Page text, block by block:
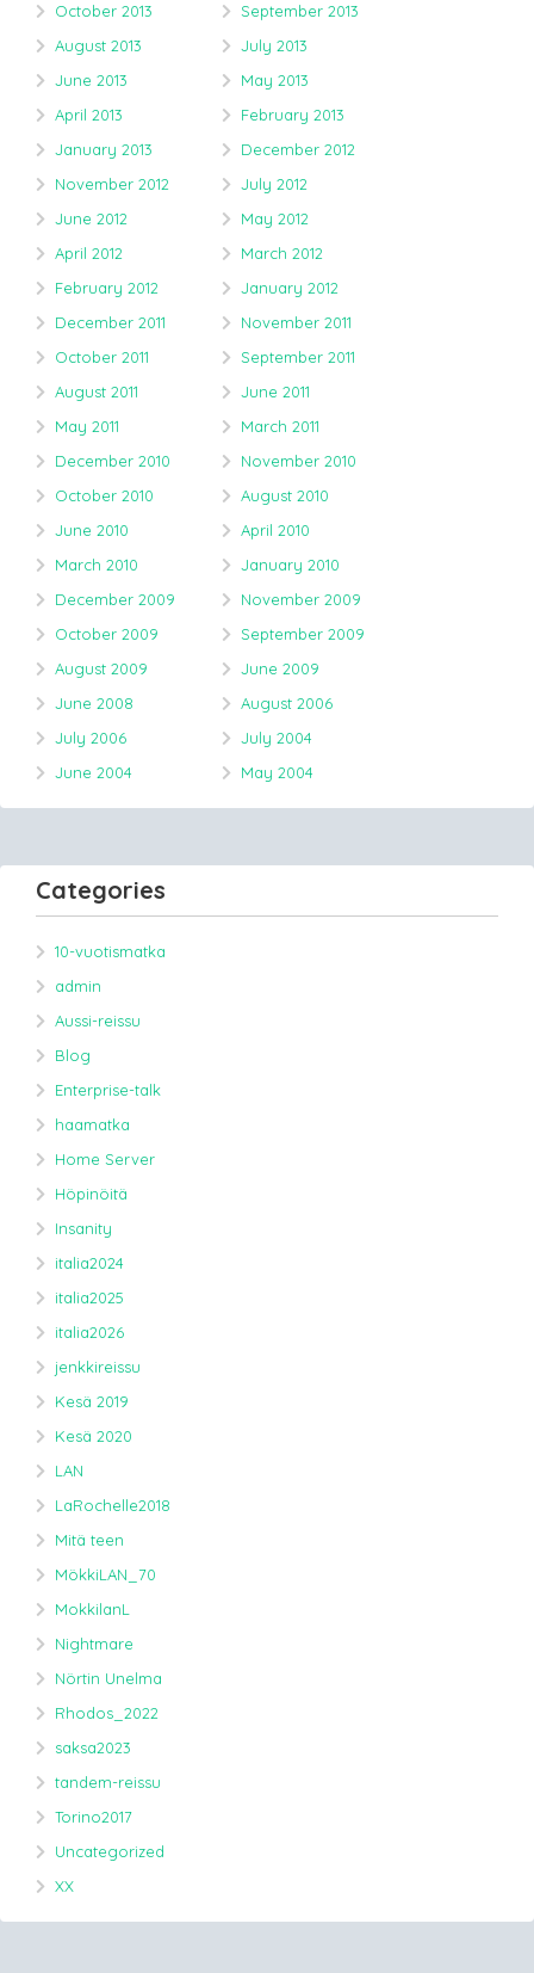
October 2013
September 2013
August 2013
July 2013
June 2013
May 2013
April 2013
February 2013
January 2013
December 2012
November 2012
July 2012
June 2012
May 2012
April 2012
March 2012
February 2012
January 2012
December 2011
November 2011
October 2011
September 2011
August 2011
June 2011
May 2011
March 2011
December 2010
November 2010
October 2010
August 2010
June 2010
April 2010
March 2010
January 2010
December 2009
November 2009
October 2009
September 2009
August 2009
June 2009
June 2008
August 2006
July 2006
July 2004
June 2004
May 2004
Categories
10-vuotismatka
admin
Aussi-reissu
Blog
Enterprise-talk
haamatka
Home Server
Höpinöitä
Insanity
italia2024
italia2025
italia2026
jenkkireissu
Kesä 2019
Kesä 2020
LAN
LaRochelle2018
Mitä teen
MökkiLAN_70
MokkilanL
Nightmare
Nörtin Unelma
Rhodos_2022
saksa2023
tandem-reissu
Torino2017
Uncategorized
XX